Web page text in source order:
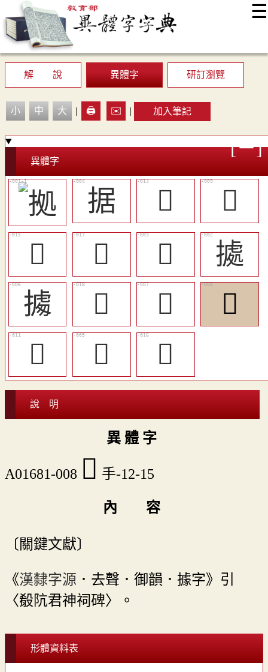
☰
最新消息
顯示模式
網站導覽
解 說
異體字 研訂瀏覽
小 中 大 | 🖨️ ✉️ | 加入筆記
異體字
据 󲗐
󲗎
󲗑
󲗓 󲗋
㨿
㩀
󲗔 󲗌
󲗍
󲗏
𢷛 󲗒
說 明
異 體 字
A01681-008 󲗍 手-12-15
內 容
〔關鍵文獻〕
《漢隸字源 ．去聲．御韻．據字》引
〈殽阬君神祠碑〉。
形體資料表